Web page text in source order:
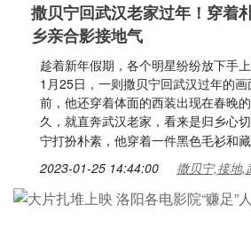
撒贝宁回武汉老家过年！穿着
乡亲合影接地气
趁着新年假期，各个明星纷纷放下手
1月25日，一则撒贝宁回武汉过年的
前，他还穿着体面的西装出现在春晚
久，就直奔武汉老家，看来是归乡心
宁打扮朴素，他穿着一件黑色毛衫和
2023-01-25 14:44:00 撒贝宁,接地,